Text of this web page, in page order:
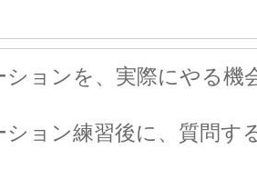
ションを、実際にやる機
ション練習後に、質問す